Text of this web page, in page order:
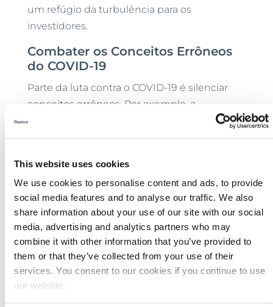
This website uses cookies
We use cookies to personalise content and ads, to provide
social media features and to analyse our traffic. We also
share information about your use of our site with our social
media, advertising and analytics partners who may
combine it with other information that you’ve provided to
them or that they’ve collected from your use of their
services. You consent to our cookies if you continue to use
our website.
um refúgio da turbulência para os
investidores.
Combater os Conceitos Errôneos
do COVID-19
Parte da luta contra o COVID-19 é silenciar
conceitos errôneos. Por exemplo, a
qualidade da água em algumas partes do
Canadá tem sido tão ruim por tanto tempo
na água da torneira para lavar as mãos e
tomar banho. A professora Michelle Driedger,
da Universidade de Manitoba, disse: “O que
precisa ser feito é ajudá-los a praticar a
primeira linha de defesa, que é lavar as
mãos”.
A Associação das Agências de Água da